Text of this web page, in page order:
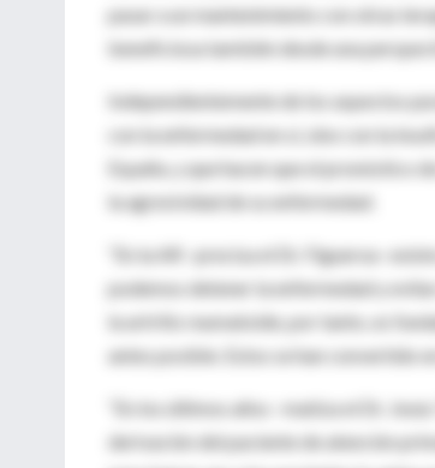
pasar a un mantenimiento con otras
beneficiosa también desde una
Independientemente de los aspectos
con la enfermedad en sí, sino con la
España, y que hacen que el pronóstico
la agresividad de su enfermedad.
“En la AR –precisa el Dr. Figueroa-
podemos detener la enfermedad y
la artritis reumatoide, por tanto, es
antes posible. Estos se han convertido
“En los últimos años –matiza el Dr.
derivación del paciente de atención